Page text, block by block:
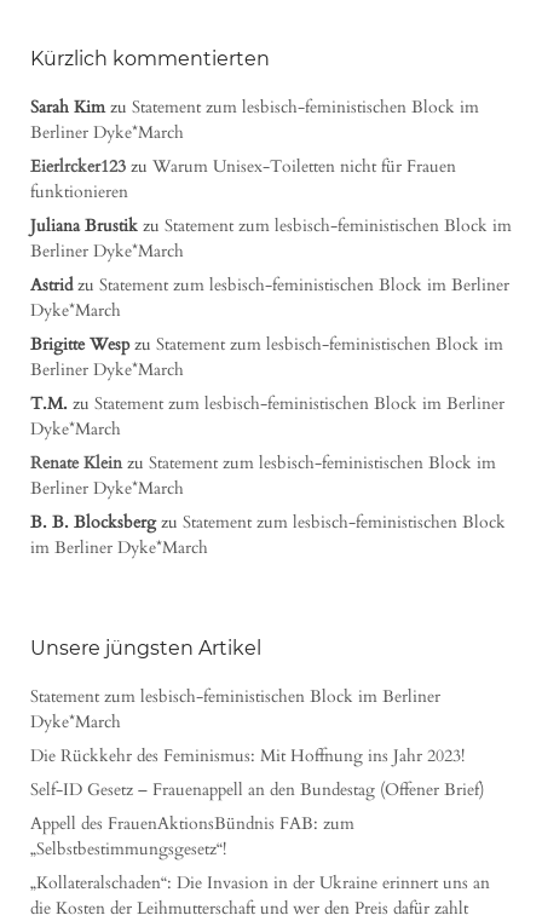
Kürzlich kommentierten
Sarah Kimzu Statement zum lesbisch-feministischen Block im
Berliner Dyke*March
Eierlrcker123 zu Warum Unisex-Toiletten nicht für Frauen
funktionieren
Juliana Brustik zu Statement zum lesbisch-feministischen Block im
Berliner Dyke*March
Astridzu Statement zum lesbisch-feministischen Block im Berliner
Dyke*March
Brigitte Wespzu Statement zum lesbisch-feministischen Block im
Berliner Dyke*March
T.M. zu Statement zum lesbisch-feministischen Block im Berliner
Dyke*March
Renate Kleinzu Statement zum lesbisch-feministischen Block im
Berliner Dyke*March
B. B. Blocksbergzu Statement zum lesbisch-feministischen Block
im Berliner Dyke*March
Unsere jüngsten Artikel
Statement zum lesbisch-feministischen Block im Berliner
Dyke*March
Die Rückkehr des Feminismus: Mit Hoffnung ins Jahr 2023!
Self-ID Gesetz – Frauenappell an den Bundestag (Offener Brief)
Appell des FrauenAktionsBündnis FAB: zum
„Selbstbestimmungsgesetz“!
„Kollateralschaden“: Die Invasion in der Ukraine erinnert uns an
die Kosten der Leihmutterschaft und wer den Preis dafür zahlt